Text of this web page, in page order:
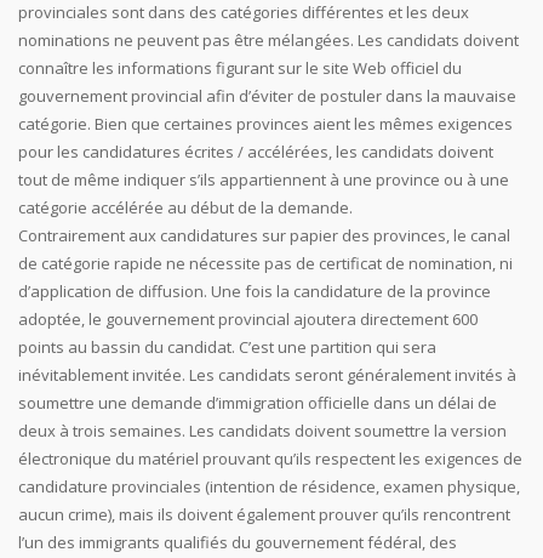
provinciales sont dans des catégories différentes et les deux
nominations ne peuvent pas être mélangées. Les candidats doivent
connaître les informations figurant sur le site Web officiel du
gouvernement provincial afin d’éviter de postuler dans la mauvaise
catégorie. Bien que certaines provinces aient les mêmes exigences
pour les candidatures écrites / accélérées, les candidats doivent
tout de même indiquer s’ils appartiennent à une province ou à une
catégorie accélérée au début de la demande.
Contrairement aux candidatures sur papier des provinces, le canal
de catégorie rapide ne nécessite pas de certificat de nomination, ni
d’application de diffusion. Une fois la candidature de la province
adoptée, le gouvernement provincial ajoutera directement 600
points au bassin du candidat. C’est une partition qui sera
inévitablement invitée. Les candidats seront généralement invités à
soumettre une demande d’immigration officielle dans un délai de
deux à trois semaines. Les candidats doivent soumettre la version
électronique du matériel prouvant qu’ils respectent les exigences de
candidature provinciales (intention de résidence, examen physique,
aucun crime), mais ils doivent également prouver qu’ils rencontrent
l’un des immigrants qualifiés du gouvernement fédéral, des